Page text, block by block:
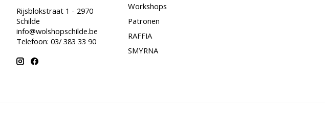
Rijsblokstraat 1 - 2970
Schilde
info@wolshopschilde.be
Telefoon: 03/ 383 33 90
Workshops
Patronen
RAFFIA
SMYRNA